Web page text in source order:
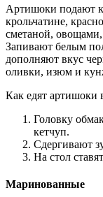
Артишоки подают к
крольчатине,
сметаной,
Запивают белым
дополняют вкус
оливки, изюм и
Как едят артишоки
Головку
кетчуп.
Сдергивают
На стол
Маринованные